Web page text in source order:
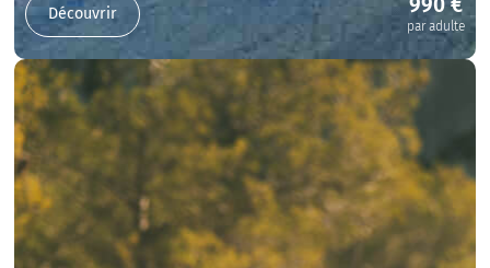
Découvrir 990 €
par adulte